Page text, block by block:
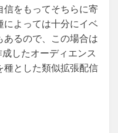
信をもってそちらに寄
によっては十分にイベ
あるので、この場合は
したオーディエンス
種とした類似拡張配信